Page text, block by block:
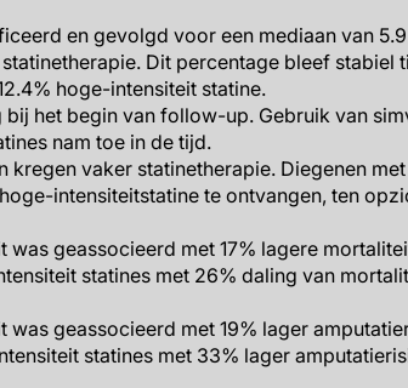
en gevolgd voor een mediaan van
Dit percentage bleef stabiel
hoge-intensiteit statine.
het begin van follow-up. Gebruik van
nam toe in de tijd.
kregen vaker statinetherapie. Diegenen
intensiteitstatine te ontvangen, ten
geassocieerd met 17% lagere
statines met 26% daling van
geassocieerd met 19% lager
statines met 33% lager